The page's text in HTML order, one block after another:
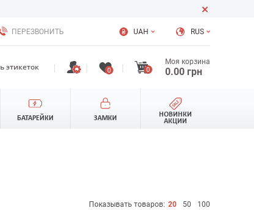
ПЕРЕЗВОНИТЬ UAH RUS
0 0
Моя корзина
0.00 грн
этикеток
БАТАРЕЙКИ ЗАМКИ
НОВИНКИ
АКЦИИ
Показывать товаров: 20 50 100